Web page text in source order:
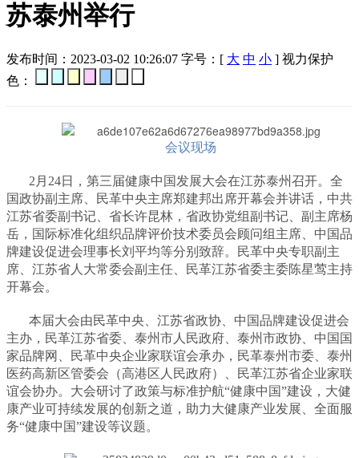
苏泰州举行
发布时间：2023-03-02 10:26:07 字号：[ 大 中 小 ] 视力保护
色：
会议现场
2月24日，第三届健康中国发展大会在江苏泰州召开。全
国政协副主席、民革中央主席郑建邦出席开幕会并讲话，中共
江苏省委副书记、省长许昆林，省政协党组副书记、副主席杨
岳，国际标准化组织品牌评价技术委员会顾问组主席、中国品
牌建设促进会理事长刘平均等分别致辞。民革中央专职副主
席、江苏省人大常委会副主任、民革江苏省委主委陈星莺主持
开幕会。
本届大会由民革中央、江苏省政协、中国品牌建设促进会
主办，民革江苏省委、泰州市人民政府、泰州市政协、中国国
家品牌网、民革中央企业家联谊会承办，民革泰州市委、泰州
医药高新区管委会（高港区人民政府）、民革江苏省企业家联
谊会协办。大会研讨了政策与标准护航“健康中国”建设，大健
康产业可持续发展的创新之道，助力大健康产业发展、全面服
务“健康中国”建设等议题。